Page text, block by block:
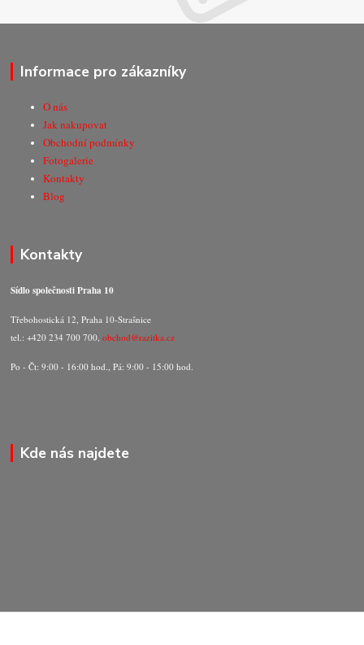
Informace pro zákazníky
O nás
Jak nakupovat
Obchodní podmínky
Fotogalerie
Kontakty
Blog
Kontakty
Sídlo společnosti Praha 10
Třebohostická 12, Praha 10-Strašnice
tel.: +420 234 700 700,obchod@razitka.cz
Po - Čt: 9:00 - 16:00 hod., Pá: 9:00 - 15:00 hod.
Kde nás najdete